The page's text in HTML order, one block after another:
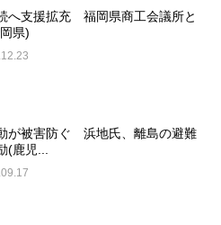
へ支援拡充 福岡県商工会議所と
県)
が被害防ぐ 浜地氏、離島の避難
(鹿児...